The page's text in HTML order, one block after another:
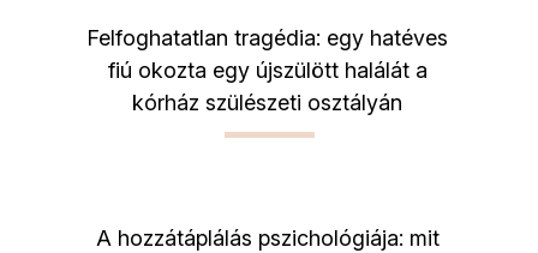
Felfoghatatlan tragédia: egy hatéves
fiú okozta egy újszülött halálát a
kórház szülészeti osztályán
A hozzátáplálás pszichológiája: mit